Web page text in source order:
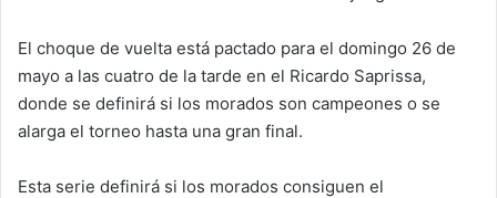
El choque de vuelta está pactado para el domingo 26 de
mayo a las cuatro de la tarde en el Ricardo Saprissa,
donde se definirá si los morados son campeones o se
alarga el torneo hasta una gran final.
Esta serie definirá si los morados consiguen el